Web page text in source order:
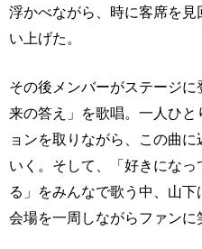
浮かべながら、時に客席を
い上げた。
その後メンバーがステージ
来の答え」を歌唱。一人ひ
ョンを取りながら、この曲
いく。そして、「好きにな
る」をみんなで歌う中、山
会場を一周しながらファンに